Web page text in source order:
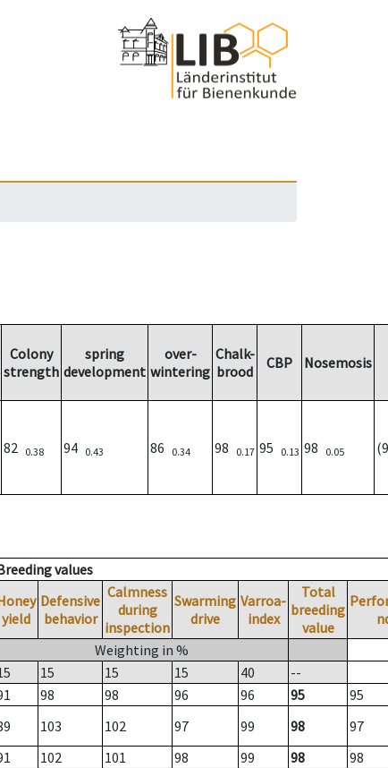
Colony
strength
spring
development
over-
wintering
Chalk-
brood
CBP Nosemosis
82 0.38 94 0.43 86 0.34 98 0.17 95 0.13 98 0.05
values
yield
Defensive
behavior
Calmness
during
inspection
Swarming
drive
Varroa-
index
Total
breeding
value
Weighting in %
15 15 15 40
--
98 98 96 96 95
95
103 102 97 99 98
97
102 101 98 99 98
98